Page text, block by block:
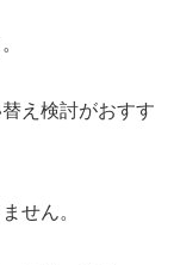
え検討がおすす
せん。